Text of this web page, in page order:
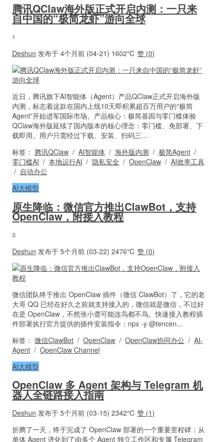
腾讯QClaw海外版正式开启内测：一只来
自中国的“极简龙虾”游向全球
1
Deshun 发布于 4个月前 (04-21) 1602℃ 赞 (0)
近日，腾讯旗下AI智能体（Agent）产品QClaw正式开启海外版
内测，标志着这款在国内上线10天即积累超百万用户的“极简
Agent”开始进军国际市场。产品核心：极简基因与零门槛体验
QClaw海外版延续了国内版本的核心理念：零门槛、免部署、下
载即用。用户只需经过下载、安装、扫码三...
标签： 腾讯QClaw / AI智能体 / 海外版内测 / 极简Agent /
零门槛AI / 本地运行AI / 隐私安全 / OpenClaw / AI效率工具
/ 自动办公
AI大模型
原生降临：微信官方推出ClawBot，支持
OpenClaw，附接入教程
3
Deshun 发布于 5个月前 (03-22) 2476℃ 赞 (0)
微信团队终于推出 OpenClaw 插件（微信 ClawBot）了，它的老
大哥 QQ 已经在好久之前就支持接入的，微信就是微信，不过好
在是 OpenClaw，不然张小聋可能连鸟都不鸟。快速接入教程插
件部署执行官方提供的插件安装指令：npx -y @tencen...
标签： 微信ClawBot / OpenClaw / OpenClaw协同办公 / AI-
Agent / OpenClaw Channel
AI大模型
OpenClaw 多 Agent 架构与 Telegram 机
器人全链路接入指南
Deshun 发布于 5个月前 (03-15) 2342℃ 赞 (1)
折腾了一天，终于完成了 OpenClaw 部署的一个重要里程碑：从
单体 Agent 进化到了由多个 Agent 独立工作区和专属 Telegram